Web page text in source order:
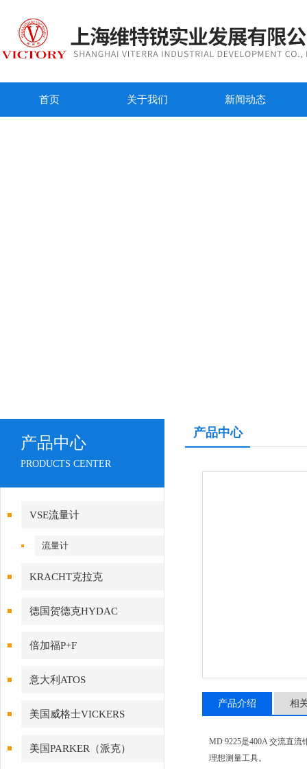
首页 关于我们 新闻动态
产品中心
PRODUCTS CENTER
VSE流量计
流量计
KRACHT克拉克
德国贺德克HYDAC
倍加福P+F
意大利ATOS
美国威格士VICKERS
美国PARKER（派克）
产品中心
产品介绍 相
MD 9225是400A 交流直
理想测量工具。